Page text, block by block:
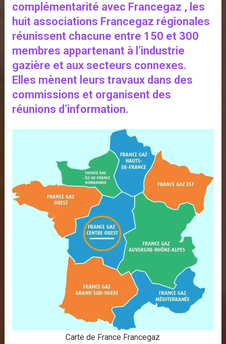
complémentarité avec Francegaz , les
huit associations Francegaz régionales
réunissent chacune entre 150 et 300
membres appartenant à l’industrie
gazière et aux secteurs connexes.
Elles mènent leurs travaux dans des
commissions et organisent des
réunions d’information.
Carte de France Francegaz